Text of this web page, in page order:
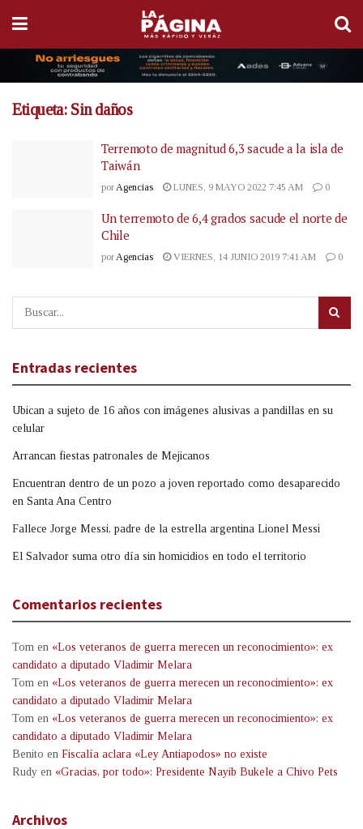
Etiqueta: Sin daños
Terremoto de magnitud 6,3 sacude a la isla de
Taiwán
por Agencias LUNES, 9 MAYO 2022 7:45 AM 0
Un terremoto de 6,4 grados sacude el norte de
Chile
porAgencias VIERNES, 14 JUNIO 2019 7:41 AM 0
Entradas recientes
Ubican a sujeto de 16 años con imágenes alusivas a pandillas en su
celular
Arrancan fiestas patronales de Mejicanos
Encuentran dentro de un pozo a joven reportado como desaparecido
en Santa Ana Centro
Fallece Jorge Messi, padre de la estrella argentina Lionel Messi
El Salvador suma otro día sin homicidios en todo el territorio
Comentarios recientes
Tom en «Los veteranos de guerra merecen un reconocimiento»: ex
candidato a diputado Vladimir Melara
Tom en «Los veteranos de guerra merecen un reconocimiento»: ex
candidato a diputado Vladimir Melara
Tom en «Los veteranos de guerra merecen un reconocimiento»: ex
candidato a diputado Vladimir Melara
Benito en Fiscalía aclara «Ley Antiapodos» no existe
Rudy en «Gracias, por todo»: Presidente Nayib Bukele a Chivo Pets
Archivos